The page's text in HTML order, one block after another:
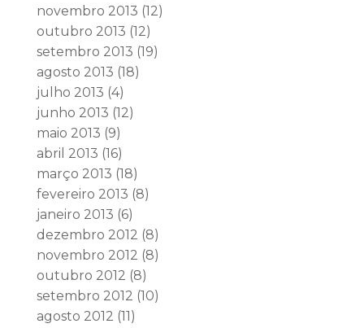
novembro 2013 (12)
outubro 2013 (12)
setembro 2013 (19)
agosto 2013 (18)
julho 2013 (4)
junho 2013 (12)
maio 2013 (9)
abril 2013 (16)
março 2013 (18)
fevereiro 2013 (8)
janeiro 2013 (6)
dezembro 2012 (8)
novembro 2012 (8)
outubro 2012 (8)
setembro 2012 (10)
agosto 2012 (11)